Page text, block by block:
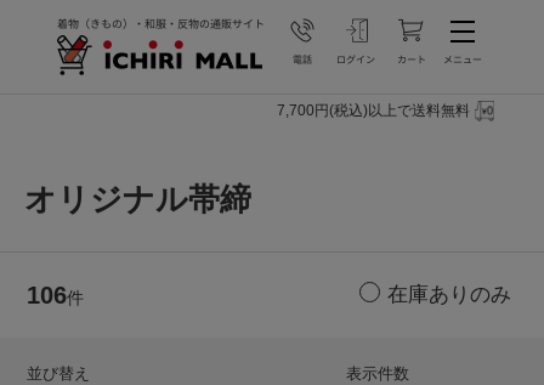
7,700円(税込)以上で送料無料
オリジナル帯締
106件
並び替え 表示件数